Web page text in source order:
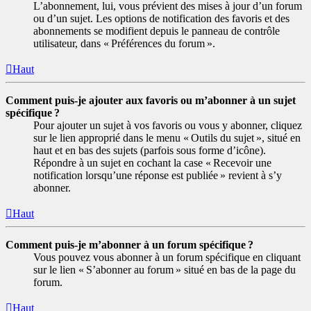
L’abonnement, lui, vous prévient des mises à jour d’un forum
ou d’un sujet. Les options de notification des favoris et des
abonnements se modifient depuis le panneau de contrôle
utilisateur, dans « Préférences du forum ».
Haut
Comment puis-je ajouter aux favoris ou m’abonner à un sujet
spécifique ?
Pour ajouter un sujet à vos favoris ou vous y abonner, cliquez
sur le lien approprié dans le menu « Outils du sujet », situé en
haut et en bas des sujets (parfois sous forme d’icône).
Répondre à un sujet en cochant la case « Recevoir une
notification lorsqu’une réponse est publiée » revient à s’y
abonner.
Haut
Comment puis-je m’abonner à un forum spécifique ?
Vous pouvez vous abonner à un forum spécifique en cliquant
sur le lien « S’abonner au forum » situé en bas de la page du
forum.
Haut